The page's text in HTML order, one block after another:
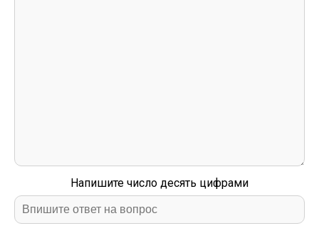
Напишите число десять цифрами